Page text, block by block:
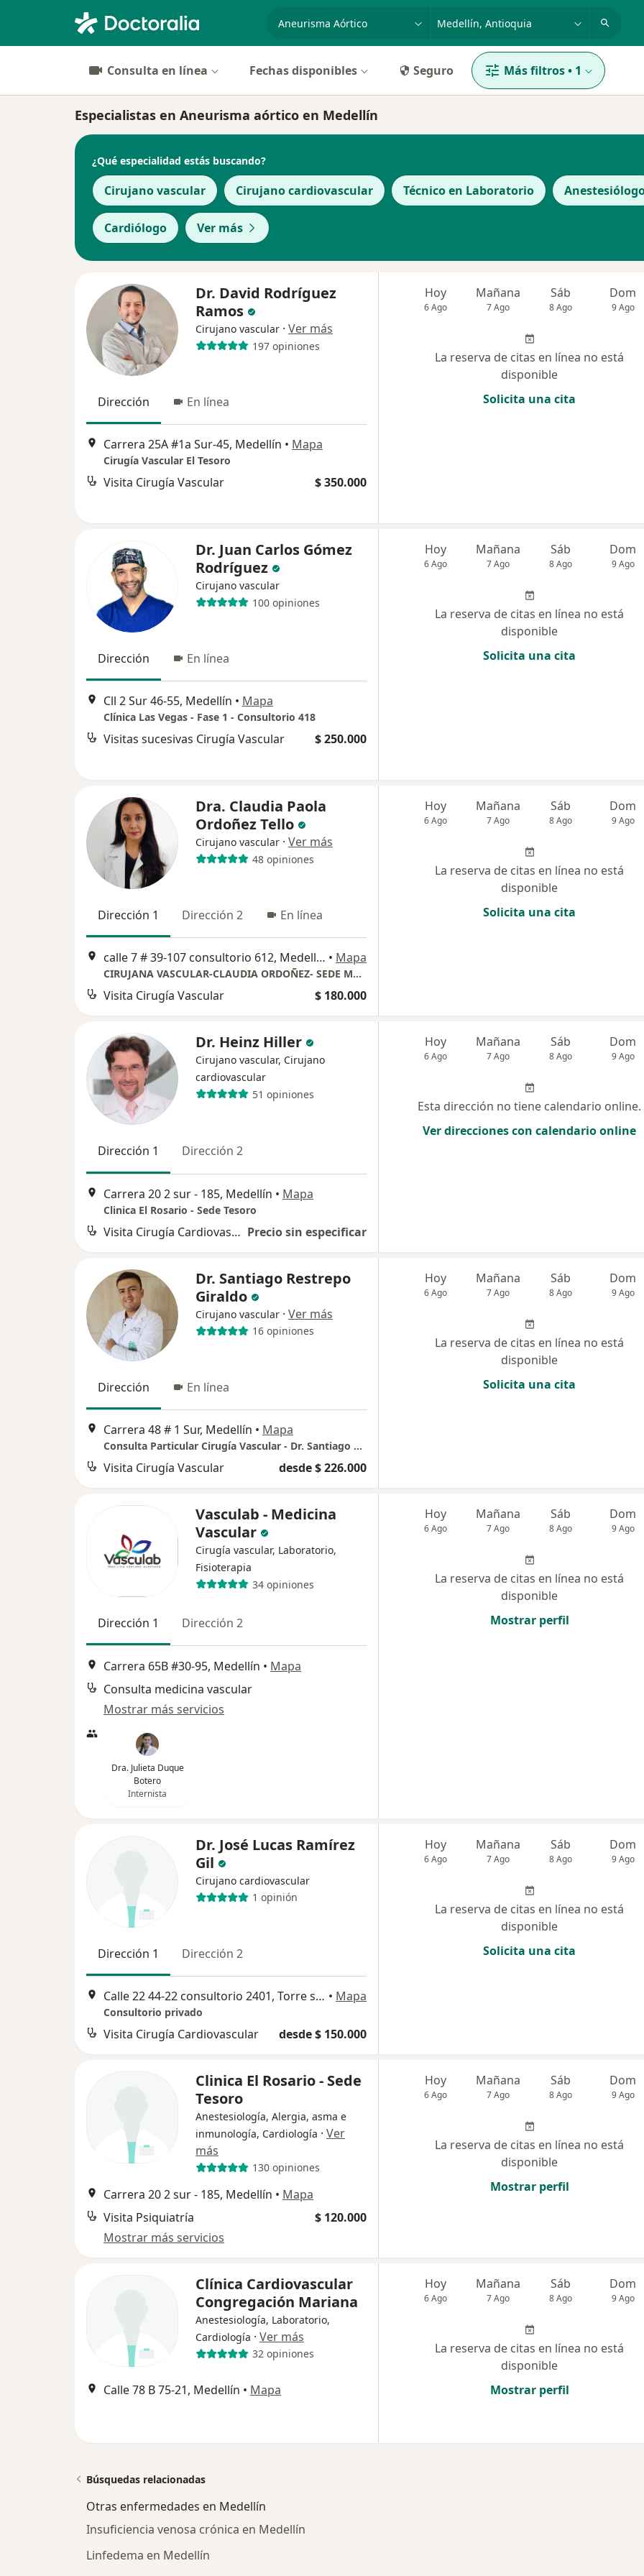
especialidad, enfermedad o nombrep. ej. Bogotá
Consulta en línea Fechas disponibles Seguro Más filtros• 1
Especialistas en Aneurisma aórtico en Medellín
¿Qué especialidad estás buscando?
Cirujano vascular Cirujano cardiovascular Técnico en Laboratorio
Cardiólogo Ver más
Dr. David Rodríguez
Ramos
Cirujano vascular · Ver más
197 opiniones
Dirección En línea
Carrera 25A #1a Sur-45, Medellín • Mapa
Cirugía Vascular El Tesoro
Visita Cirugía Vascular $ 350.000
Hoy
6 Ago
Mañana
7 Ago
Sáb
8 Ago
Dom
9 Ago
La reserva de citas en línea no está
disponible
Solicita una cita
Dr. Juan Carlos Gómez
Rodríguez
Cirujano vascular
100 opiniones
Dirección En línea
Cll 2 Sur 46-55, Medellín • Mapa
Clínica Las Vegas - Fase 1 - Consultorio 418
Visitas sucesivas Cirugía Vascular $ 250.000
Hoy
6 Ago
Mañana
7 Ago
Sáb
8 Ago
Dom
9 Ago
La reserva de citas en línea no está
disponible
Solicita una cita
Dra. Claudia Paola
Ordoñez Tello
Cirujano vascular · Ver más
48 opiniones
Dirección 1 Dirección 2 En línea
calle 7 # 39-107 consultorio 612, Medellín • Mapa
CIRUJANA VASCULAR-CLAUDIA ORDOÑEZ- SEDE MEDICAL POBLADO
Visita Cirugía Vascular $ 180.000
Hoy
6 Ago
Mañana
7 Ago
Sáb
8 Ago
Dom
9 Ago
La reserva de citas en línea no está
disponible
Solicita una cita
Dr. Heinz Hiller
Cirujano vascular, Cirujano
cardiovascular
51 opiniones
Dirección 1 Dirección 2
Carrera 20 2 sur - 185, Medellín • Mapa
Clinica El Rosario - Sede Tesoro
Visita Cirugía Cardiovascular Precio sin especificar
Hoy
6 Ago
Mañana
7 Ago
Sáb
8 Ago
Dom
9 Ago
Esta dirección no tiene calendario online.
Ver direcciones con calendario online
Dr. Santiago Restrepo
Giraldo
Cirujano vascular · Ver más
16 opiniones
Dirección En línea
Carrera 48 # 1 Sur, Medellín • Mapa
Consulta Particular Cirugía Vascular - Dr. Santiago Restrepo
Visita Cirugía Vascular desde $ 226.000
Hoy
6 Ago
Mañana
7 Ago
Sáb
8 Ago
Dom
9 Ago
La reserva de citas en línea no está
disponible
Solicita una cita
Vasculab - Medicina
Vascular
Cirugía vascular, Laboratorio,
Fisioterapia
34 opiniones
Dirección 1 Dirección 2
Carrera 65B #30-95, Medellín • Mapa
Consulta medicina vascular
Mostrar más servicios
Dra. Julieta Duque
Botero
Internista
Hoy
6 Ago
Mañana
7 Ago
Sáb
8 Ago
Dom
9 Ago
La reserva de citas en línea no está
disponible
Mostrar perfil
Dr. José Lucas Ramírez
Gil
Cirujano cardiovascular
1 opinión
Dirección 1 Dirección 2
Calle 22 44-22 consultorio 2401, Torre salud y servicios , Medellín • Mapa
Consultorio privado
Visita Cirugía Cardiovascular desde $ 150.000
Hoy
6 Ago
Mañana
7 Ago
Sáb
8 Ago
Dom
9 Ago
La reserva de citas en línea no está
disponible
Solicita una cita
Clinica El Rosario - Sede
Tesoro
Anestesiología, Alergia, asma e
inmunología, Cardiología · Ver
más
130 opiniones
Carrera 20 2 sur - 185, Medellín • Mapa
Visita Psiquiatría
$ 120.000
Mostrar más servicios
Hoy
6 Ago
Mañana
7 Ago
Sáb
8 Ago
Dom
9 Ago
La reserva de citas en línea no está
disponible
Mostrar perfil
Clínica Cardiovascular
Congregación Mariana
Anestesiología, Laboratorio,
Cardiología · Ver más
32 opiniones
Calle 78 B 75-21, Medellín • Mapa
Hoy
6 Ago
Mañana
7 Ago
Sáb
8 Ago
Dom
9 Ago
La reserva de citas en línea no está
disponible
Mostrar perfil
Búsquedas relacionadas
Otras enfermedades en Medellín
Insuficiencia venosa crónica en Medellín
Linfedema en Medellín